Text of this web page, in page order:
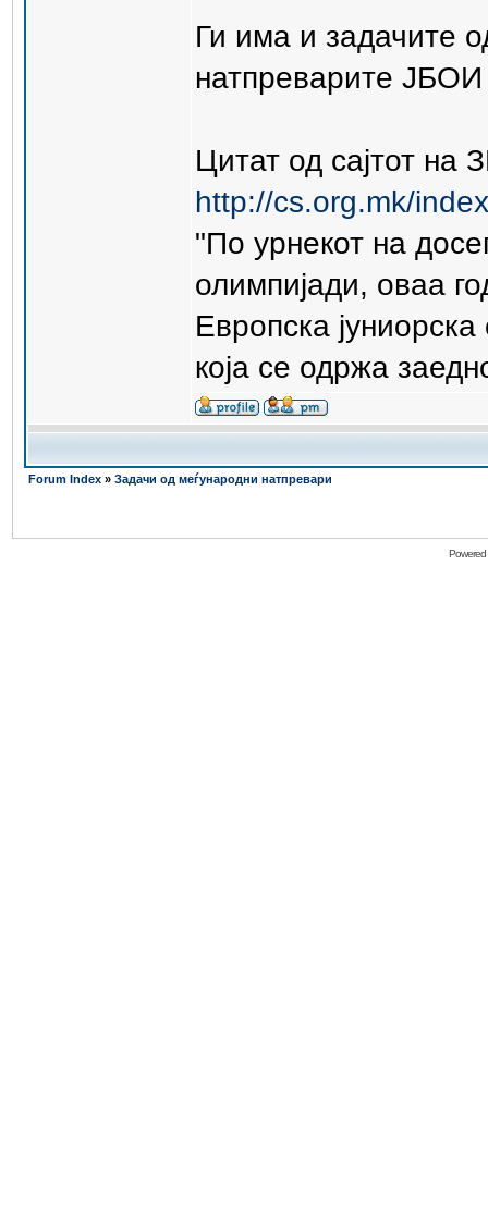
Ги има и задачите
натпреварите
Цитат од сајтот на
http://cs.org.mk/
"По урнекот на
олимпијади, оваа
Европска
која се одржа
Forum Index » Задачи од меѓународни натпревари